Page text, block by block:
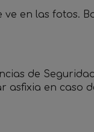
ve en las fotos.
de
asfixia en caso